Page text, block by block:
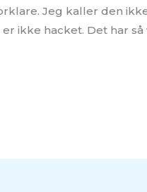
Jeg kaller den
ikke hacket. Det har